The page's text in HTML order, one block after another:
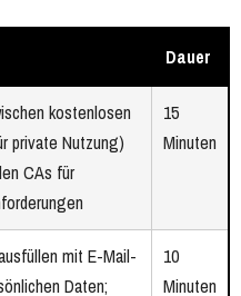
Dauer
kostenlosen
private Nutzung)
CAs für
15
Minuten
mit E-Mail-
Daten;
10
Minuten